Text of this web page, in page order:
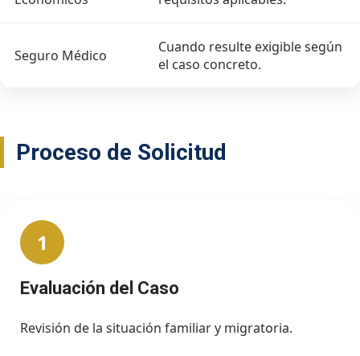
Seguro Médico
Cuando resulte exigible según
el caso concreto.
Proceso de Solicitud
1
Evaluación del Caso
Revisión de la situación familiar y migratoria.